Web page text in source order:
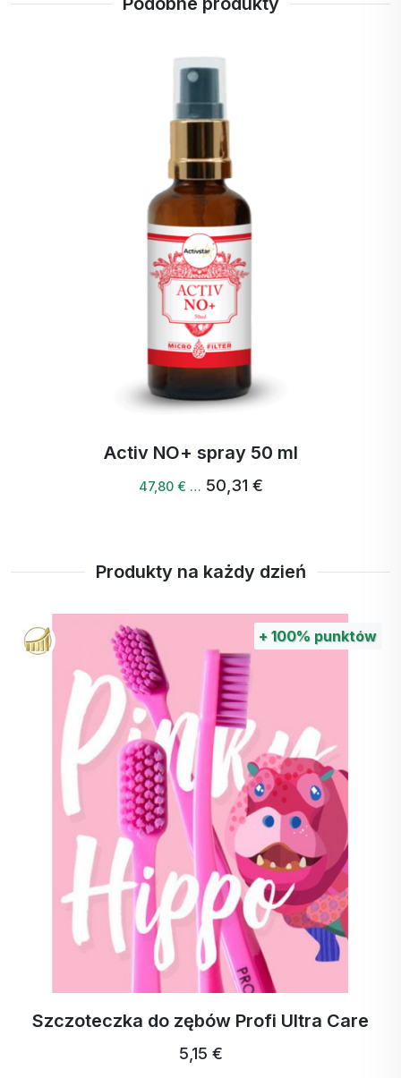
B12
rozpuszczalnych w wodzie i jedyna
Activ NO+ spray 50 ml
47,80 € … 50,31 €
Produkty na każdy dzień
+ 100% punktów
Szczoteczka do zębów Profi Ultra Care
5,15 €